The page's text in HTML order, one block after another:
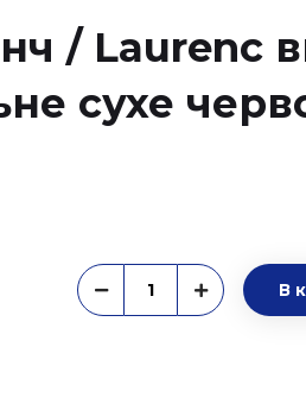
/ Laurenc
сухе
В